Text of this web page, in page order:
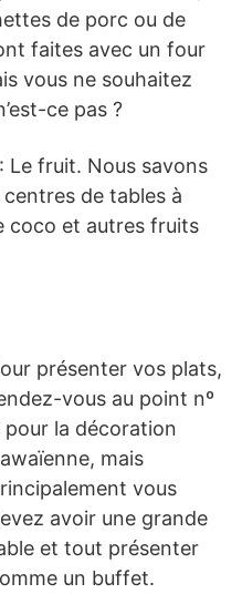
de porc ou de
faites avec un four
vous ne souhaitez
ce pas ?
Le fruit. Nous savons
de tables à
coco et autres fruits
présenter vos plats,
vous au point nº
pour la décoration
mais
vous
avoir une grande
et tout présenter
un buffet.